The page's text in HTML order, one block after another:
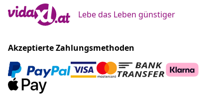
Lebe das Leben günstiger
Akzeptierte Zahlungsmethoden